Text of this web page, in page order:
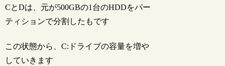
CとDは、元が500GBの1台のHDDをパー
ティションで分割したもです
この状態から、C:ドライブの容量を増や
していきます